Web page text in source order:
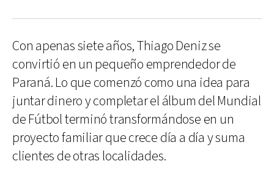
Con apenas siete años, Thiago Deniz se
convirtió en un pequeño emprendedor de
Paraná. Lo que comenzó como una idea para
juntar dinero y completar el álbum del Mundial
de Fútbol terminó transformándose en un
proyecto familiar que crece día a día y suma
clientes de otras localidades.